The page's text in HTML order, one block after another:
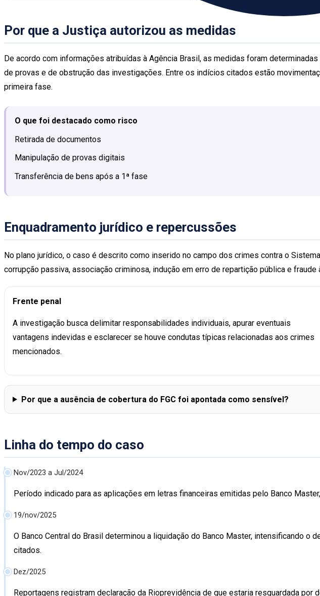
Por que a Justiça autorizou as medidas
De acordo com informações atribuídas à Agência Brasil, as medidas foram
de provas e de obstrução das investigações. Entre os indícios citados estão
primeira fase.
O que foi destacado como risco
Retirada de documentos
Manipulação de provas digitais
Transferência de bens após a 1ª fase
Enquadramento jurídico e repercussões
No plano jurídico, o caso é descrito como inserido no campo dos crimes contra o
corrupção passiva, associação criminosa, indução em erro de repartição pública e fraude
Frente penal
A investigação busca delimitar responsabilidades individuais, apurar eventuais
vantagens indevidas e esclarecer se houve condutas típicas relacionadas aos crimes
mencionados.
Por que a ausência de cobertura do FGC foi apontada como sensível?
Linha do tempo do caso
Nov/2023 a Jul/2024
Período indicado para as aplicações em letras financeiras emitidas pelo Banco
19/nov/2025
O Banco Central do Brasil determinou a liquidação do Banco Master, intensificando
citados.
Dez/2025
Reportagens registram declaração da Rioprevidência de que estaria resguardada